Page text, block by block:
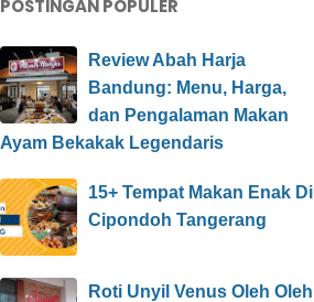
POSTINGAN POPULER
Review Abah Harja
Bandung: Menu, Harga,
dan Pengalaman Makan
Ayam Bekakak Legendaris
15+ Tempat Makan Enak Di
Cipondoh Tangerang
Roti Unyil Venus Oleh Oleh